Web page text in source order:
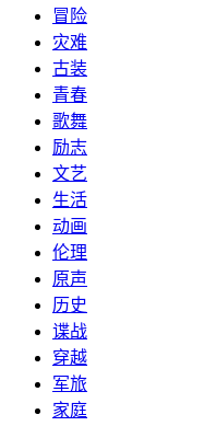
冒险
灾难
古装
青春
歌舞
励志
文艺
生活
动画
伦理
原声
历史
谍战
穿越
军旅
家庭